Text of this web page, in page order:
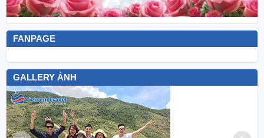
FANPAGE
GALLERY ẢNH